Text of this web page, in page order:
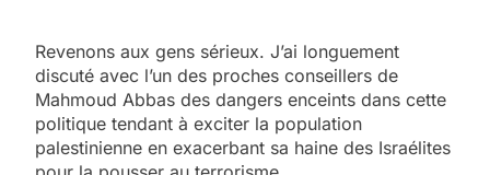
Revenons aux gens sérieux. J’ai longuement
discuté avec l’un des proches conseillers de
Mahmoud Abbas des dangers enceints dans cette
politique tendant à exciter la population
palestinienne en exacerbant sa haine des Israélites